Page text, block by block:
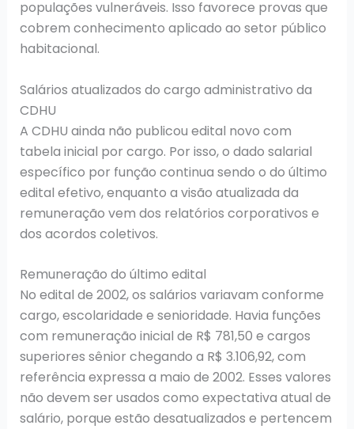
populações vulneráveis. Isso favorece provas que
cobrem conhecimento aplicado ao setor público
habitacional.
Salários atualizados do cargo administrativo da
CDHU
A CDHU ainda não publicou edital novo com
tabela inicial por cargo. Por isso, o dado salarial
específico por função continua sendo o do último
edital efetivo, enquanto a visão atualizada da
remuneração vem dos relatórios corporativos e
dos acordos coletivos.
Remuneração do último edital
No edital de 2002, os salários variavam conforme
cargo, escolaridade e senioridade. Havia funções
com remuneração inicial de R$ 781,50 e cargos
superiores sênior chegando a R$ 3.106,92, com
referência expressa a maio de 2002. Esses valores
não devem ser usados como expectativa atual de
salário, porque estão desatualizados e pertencem